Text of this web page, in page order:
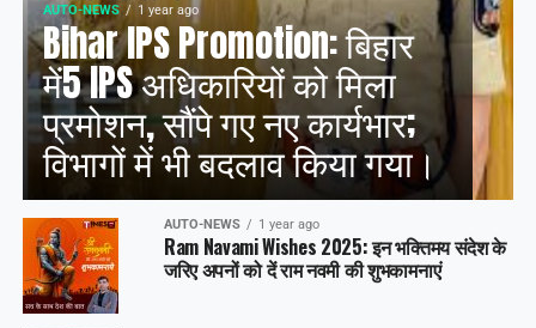
AUTO-NEWS 1 year ago
Bihar IPS Promotion: बिहार
में5 IPS अधिकारियों को मिला
प्रमोशन, सौंपे गए नए कार्यभार;
विभागों में भी बदलाव किया गया।
AUTO-NEWS 1 year ago
Ram Navami Wishes 2025: इन भक्तिमय संदेश के
जरिए अपनों को दें राम नवमी की शुभकामनाएं